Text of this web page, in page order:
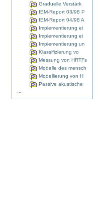
Graduelle Verstärk
IEM-Report 03/98 P
IEM-Report 04/98 A
Implementierung ei
Implementierung ei
Implementierung un
Klassifizierung vo
Messung von HRTFs
Modelle des mensch
Modellierung von H
Passive akustische